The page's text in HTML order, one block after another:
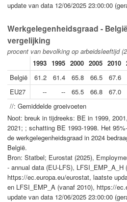
update van data 12/06/2025 23:00:00
Werkgelegenheidsgraad -
vergelijking
procent van bevolking op arbeidsleeftijd
1993 1995 2000 2005 2010
België
61.2 61.4 65.8 66.5 67.6
EU27
-- -- 65.5 66.8 67.0
//: Gemiddelde groeivoeten
Noot: breuk in tijdreeks: BE in 1999,
2021; ; schatting BE 1993-1998. Het
de werkgelegenheidsgraad in 2024
België.
Bron: Statbel; Eurostat (2025),
- annual data (EU-LFS), LFSI_EMP_A_H
https://ec.europa.eu/eurostat, laatste
en LFSI_EMP_A (vanaf 2010), https://
update van data 12/06/2025 23:00:00